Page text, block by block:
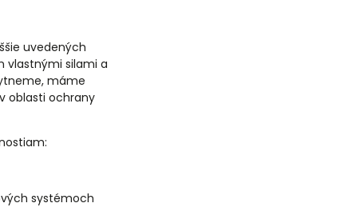
uvedených
vlastnými silami a
máme
oblasti ochrany
systémoch